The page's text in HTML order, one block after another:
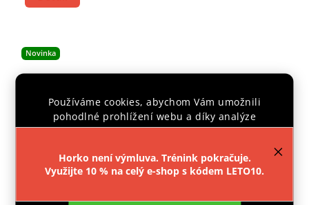
Používáme cookies, abychom Vám umožnili
pohodlné prohlížení webu a díky analýze
provozu webu neustále zlepšovali jeho funkce,
Nastavení
Horko není výmluva. Trénink pokračuje.
Využijte 10 % na celý e-shop s kódem LETO10.
Novinka